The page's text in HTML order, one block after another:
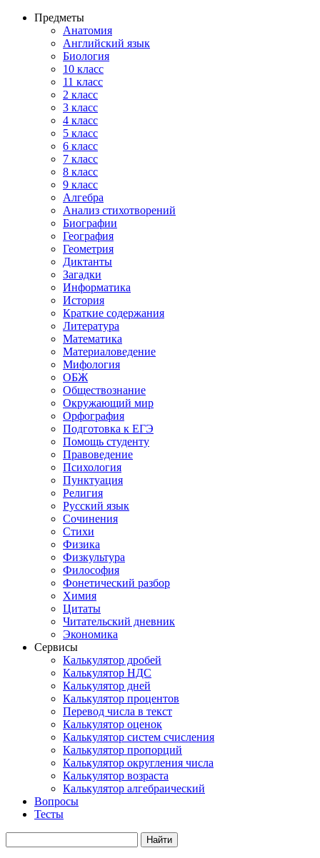
Предметы
Анатомия
Английский язык
Биология
10 класс
11 класс
2 класс
3 класс
4 класс
5 класс
6 класс
7 класс
8 класс
9 класс
Алгебра
Анализ стихотворений
Биографии
География
Геометрия
Диктанты
Загадки
Информатика
История
Краткие содержания
Литература
Математика
Материаловедение
Мифология
ОБЖ
Обществознание
Окружающий мир
Орфография
Подготовка к ЕГЭ
Помощь студенту
Правоведение
Психология
Пунктуация
Религия
Русский язык
Сочинения
Стихи
Физика
Физкультура
Философия
Фонетический разбор
Химия
Цитаты
Читательский дневник
Экономика
Сервисы
Калькулятор дробей
Калькулятор НДС
Калькулятор дней
Калькулятор процентов
Перевод числа в текст
Калькулятор оценок
Калькулятор систем счисления
Калькулятор пропорций
Калькулятор округления числа
Калькулятор возраста
Калькулятор алгебраический
Вопросы
Тесты
Найти